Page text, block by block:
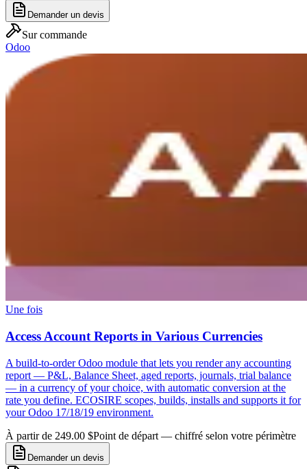
Demander un devis
Sur commande
Odoo
Une fois
Access Account Reports in Various Currencies
A build-to-order Odoo module that lets you render any accounting
report — P&L, Balance Sheet, aged reports, journals, trial balance
— in a currency of your choice, with automatic conversion at the
rate you define. ECOSIRE scopes, builds, installs and supports it for
your Odoo 17/18/19 environment.
À partir de 249.00 $Point de départ — chiffré selon votre périmètre
Demander un devis